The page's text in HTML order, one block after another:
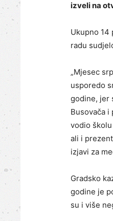
izveli na
Ukupno 14
radu
„Mjesec
usporedo
godine, jer
Busovača
vodio
ali i
izjavi za
Gradsko
godine je
su i više